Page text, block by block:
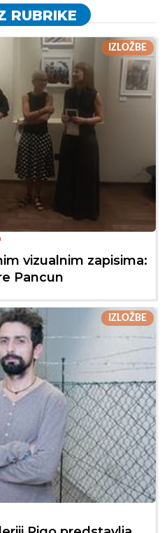
RUBRIKE
IZLOŽBE
vizualnim zapisima:
Pancun
IZLOŽBE